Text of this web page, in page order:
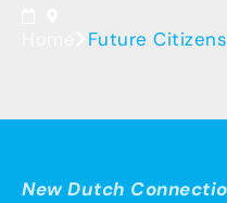
Future
New Dutch